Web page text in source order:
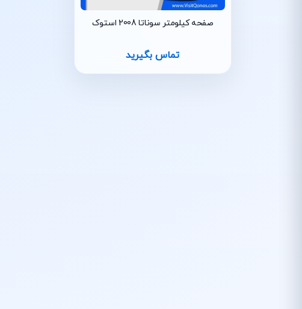
صفحه کیلومتر سوناتا 2008 استوک
تماس بگیرید